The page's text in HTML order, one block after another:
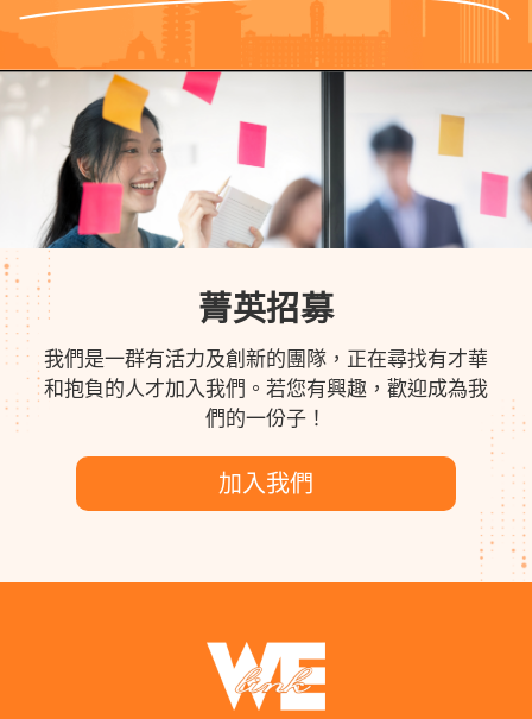
菁英招募
我們是一群有活力及創新的團隊，正在尋找有才華
和抱負的人才加入我們。若您有興趣，歡迎成為我
們的一份子！
加入我們